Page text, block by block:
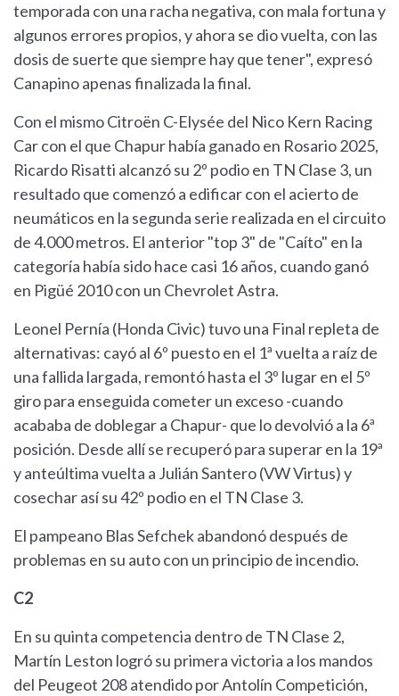
temporada con una racha negativa, con mala fortuna y
algunos errores propios, y ahora se dio vuelta, con las
dosis de suerte que siempre hay que tener", expresó
Canapino apenas finalizada la final.
Con el mismo Citroën C-Elysée del Nico Kern Racing
Car con el que Chapur había ganado en Rosario 2025,
Ricardo Risatti alcanzó su 2º podio en TN Clase 3, un
resultado que comenzó a edificar con el acierto de
neumáticos en la segunda serie realizada en el circuito
de 4.000 metros. El anterior "top 3" de "Caíto" en la
categoría había sido hace casi 16 años, cuando ganó
en Pigüé 2010 con un Chevrolet Astra.
Leonel Pernía (Honda Civic) tuvo una Final repleta de
alternativas: cayó al 6º puesto en el 1ª vuelta a raíz de
una fallida largada, remontó hasta el 3º lugar en el 5º
giro para enseguida cometer un exceso -cuando
acababa de doblegar a Chapur- que lo devolvió a la 6ª
posición. Desde allí se recuperó para superar en la 19ª
y anteúltima vuelta a Julián Santero (VW Virtus) y
cosechar así su 42º podio en el TN Clase 3.
El pampeano Blas Sefchek abandonó después de
problemas en su auto con un principio de incendio.
C2
En su quinta competencia dentro de TN Clase 2,
Martín Leston logró su primera victoria a los mandos
del Peugeot 208 atendido por Antolín Competición,